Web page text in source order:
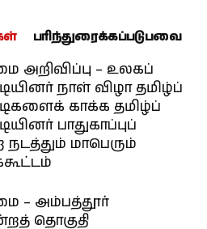
பரிந்துரைக்கப்படுபவை
அறிவிப்பு – உலகப்
நாள் விழா தமிழ்ப்
காக்க தமிழ்ப்
பாதுகாப்புப்
மாபெரும்
– அம்பத்தூர்
தொகுதி